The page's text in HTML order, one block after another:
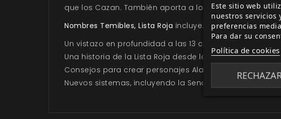
que los Cazan. También aporta a los Narradores un
Nombres Temibles, Lista Roja incluye:
Un vistazo en profundidad a las 13 criaturas
Una historia de la Lista Roja desde las primeras
Consejos para crear personajes Alastores y dirigir una
Nuevos sistemas, incluyendo la Senda de las
Este sitio web
nuestros servicios
preferencias
Para dar su
Política de cookies